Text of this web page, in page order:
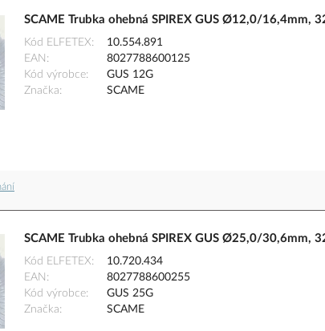
SCAME Trubka ohebná SPIREX GUS Ø12,0/16,4mm,
Kód ELFETEX
10.554.891
EAN
8027788600125
Kód výrobce
GUS 12G
Značka
SCAME
SCAME Trubka ohebná SPIREX GUS Ø25,0/30,6mm,
Kód ELFETEX
10.720.434
EAN
8027788600255
Kód výrobce
GUS 25G
Značka
SCAME